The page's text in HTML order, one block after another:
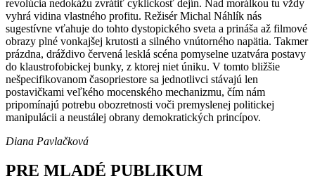
revolúcia nedokážu zvrátiť cyklickosť dejín. Nad morálkou tu vždy
vyhrá vidina vlastného profitu. Režisér Michal Náhlík nás
sugestívne vťahuje do tohto dystopického sveta a prináša až filmové
obrazy plné vonkajšej krutosti a silného vnútorného napätia. Takmer
prázdna, dráždivo červená lesklá scéna pomyselne uzatvára postavy
do klaustrofobickej bunky, z ktorej niet úniku. V tomto bližšie
nešpecifikovanom časopriestore sa jednotlivci stávajú len
postavičkami veľkého mocenského mechanizmu, čím nám
pripomínajú potrebu obozretnosti voči premyslenej politickej
manipulácii a neustálej obrany demokratických princípov.
Diana Pavlačková
PRE MLADÉ PUBLIKUM